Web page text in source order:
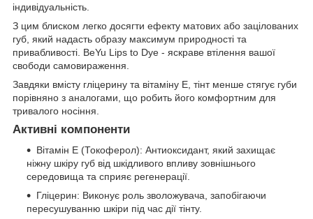
індивідуальність.
З цим блиском легко досягти ефекту матових або зацілованих
губ, який надасть образу максимум природності та
привабливості. BeYu Lips to Dye - яскраве втілення вашої
свободи самовираження.
Завдяки вмісту гліцерину та вітаміну E, тінт менше стягує губи
порівняно з аналогами, що робить його комфортним для
тривалого носіння.
Активні компоненти
Вітамін E (Токоферол): Антиоксидант, який захищає
ніжну шкіру губ від шкідливого впливу зовнішнього
середовища та сприяє регенерації.
Гліцерин: Виконує роль зволожувача, запобігаючи
пересушуванню шкіри під час дії тінту.